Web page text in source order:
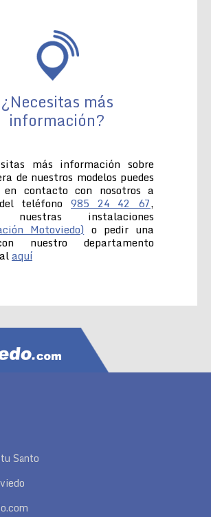
¿Necesitas más
información?
más información sobre
de nuestros modelos puedes
en contacto con nosotros a
teléfono 985 24 42 67,
nuestras instalaciones
Motoviedo) o pedir una
nuestro departamento
aquí
Santo